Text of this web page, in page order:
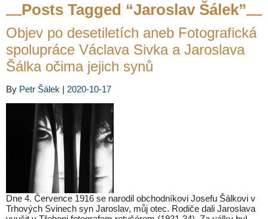
Posts Tagged “Jaroslav Šálek”
Objev po desetiletích aneb Fotografická
spolupráce Václava Sivka a Jaroslava
Šálka očima jejich synů
By Petr Šálek | 2020-10-17
Dne 4. Července 1916 se narodil obchodníkovi Josefu Šálkovi v
Trhových Svinech syn Jaroslav, můj otec. Rodiče dali Jaroslava